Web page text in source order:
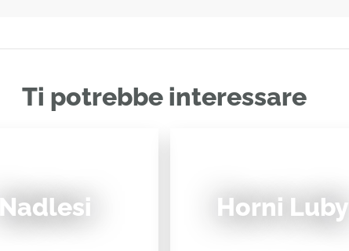
Ti potrebbe interessare
Nadlesi Horni Luby